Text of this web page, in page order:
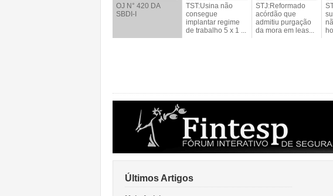
OJ N° 420 DA
SBDI-I
TST:Usina não
consegue
implantar regime
de trabalho 5 x 1 ...
STJ:Reformado
acórdão que
admitiu purgação
da mora em leas...
Últimos Artigos